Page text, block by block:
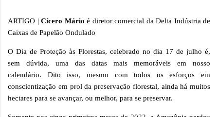
ARTIGO | Cícero Mário é diretor comercial da Delta Indústria de
Caixas de Papelão Ondulado
O Dia de Proteção às Florestas, celebrado no dia 17 de julho é,
sem dúvida, uma das datas mais memoráveis em nosso
calendário. Dito isso, mesmo com todos os esforços em
conscientização em prol da preservação florestal, ainda há muitos
hectares para se avançar, ou melhor, para se preservar.